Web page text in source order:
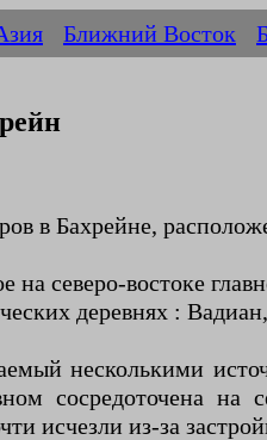
Ближний Восток
в Бахрейне,
на северо-востоке
деревнях :
несколькими
сосредоточена на
исчезли из-за